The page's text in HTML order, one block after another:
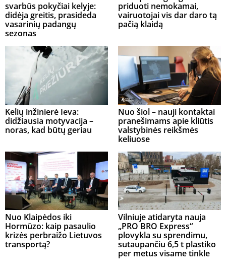
svarbūs pokyčiai kelyje:
didėja greitis, prasideda
vasarinių padangų
sezonas
priduoti nemokamai,
vairuotojai vis dar daro tą
pačią klaidą
Kelių inžinierė Ieva:
didžiausia motyvacija –
noras, kad būtų geriau
Nuo šiol – nauji kontaktai
pranešimams apie kliūtis
valstybinės reikšmės
keliuose
Nuo Klaipėdos iki
Hormūzo: kaip pasaulio
krizės perbraižo Lietuvos
transportą?
Vilniuje atidaryta nauja
„PRO BRO Express“
plovykla su sprendimu,
sutaupančiu 6,5 t plastiko
per metus visame tinkle